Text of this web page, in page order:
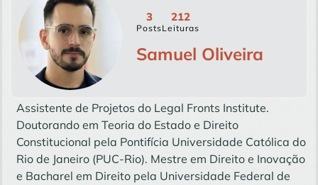
3
Posts
212
Leituras
Samuel Oliveira
Assistente de Projetos do Legal Fronts Institute.
Doutorando em Teoria do Estado e Direito
Constitucional pela Pontifícia Universidade Católica do
Rio de Janeiro (PUC-Rio). Mestre em Direito e Inovação
e Bacharel em Direito pela Universidade Federal de